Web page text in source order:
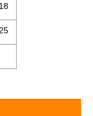
18
25